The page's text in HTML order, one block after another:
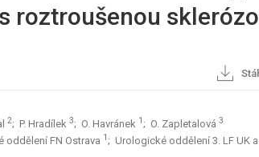
roztroušenou
2; P. Hradílek 3; O. Havránek 1 ; O. Zapletalová 3
oddělení FN Ostrava 1 ; Urologické oddělení 3. LF UK a